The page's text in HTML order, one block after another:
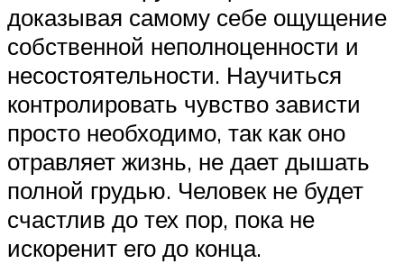
доказывая самому себе ощущение
собственной неполноценности и
несостоятельности. Научиться
контролировать чувство зависти
просто необходимо, так как оно
отравляет жизнь, не дает дышать
полной грудью. Человек не будет
счастлив до тех пор, пока не
искоренит его до конца.